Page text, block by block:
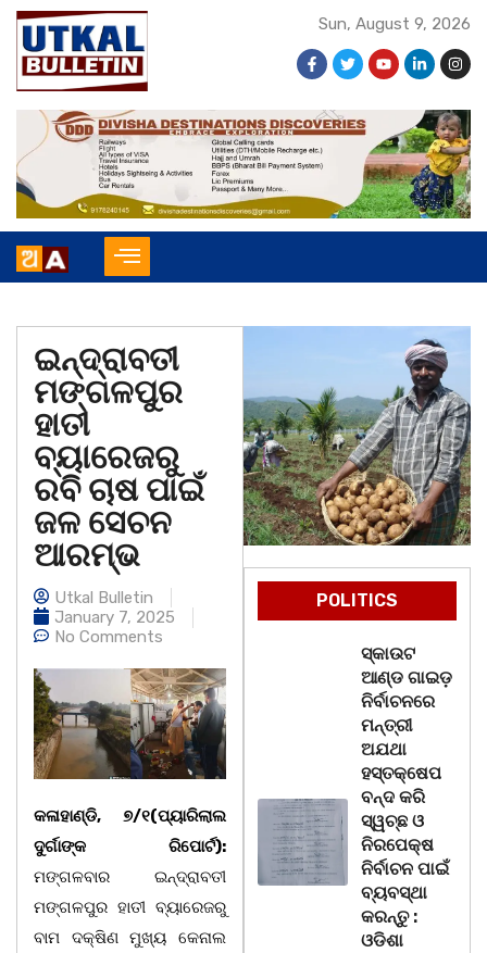
Sun, August 9, 2026
ଇନ୍ଦ୍ରାବତୀ
ମଙ୍ଗଳପୁର
ହାତୀ
ବ୍ୟାରେଜରୁ
ରବି ଚାଷ ପାଇଁ
ଜଳ ସେଚନ
ଆରମ୍ଭ
Utkal Bulletin
January 7, 2025
No Comments
କଳାହାଣ୍ଡି, ୭/୧(ପ୍ୟାରିଲାଲ
ଦୁର୍ଗାଙ୍କ ରିପୋର୍ଟ):
ମଙ୍ଗଳବାର ଇନ୍ଦ୍ରାବତୀ
ମଙ୍ଗଳପୁର ହାତୀ ବ୍ୟାରେଜରୁ
ବାମ ଦକ୍ଷିଣ ମୁଖ୍ୟ କେନାଲ
POLITICS
ସ୍କାଉଟ
ଆଣ୍ଡ ଗାଇଡ଼
ନିର୍ବାଚନରେ
ମନ୍ତ୍ରୀ
ଅଯଥା
ହସ୍ତକ୍ଷେପ
ବନ୍ଦ କରି
ସ୍ୱଚ୍ଛ ଓ
ନିରପେକ୍ଷ
ନିର୍ବାଚନ ପାଇଁ
ବ୍ୟବସ୍ଥା
କରନ୍ତୁ :
ଓଡିଶା